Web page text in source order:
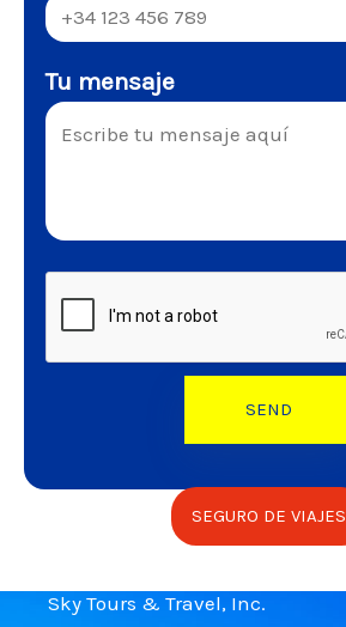
Tu mensaje
SEGURO DE VIAJES
Sky Tours & Travel, Inc.